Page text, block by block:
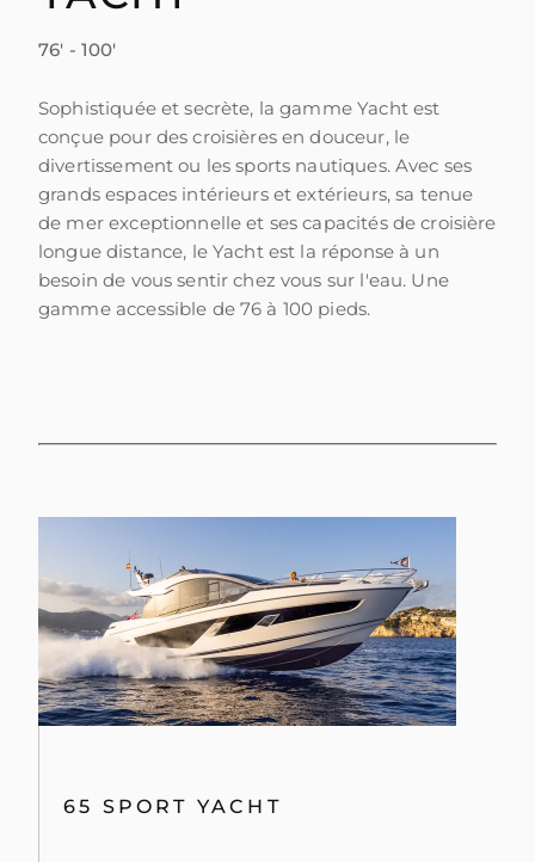
76' - 100'
Sophistiquée et secrète, la gamme Yacht est
conçue pour des croisières en douceur, le
divertissement ou les sports nautiques. Avec ses
grands espaces intérieurs et extérieurs, sa tenue
de mer exceptionnelle et ses capacités de croisière
longue distance, le Yacht est la réponse à un
besoin de vous sentir chez vous sur l'eau. Une
gamme accessible de 76 à 100 pieds.
65 SPORT YACHT